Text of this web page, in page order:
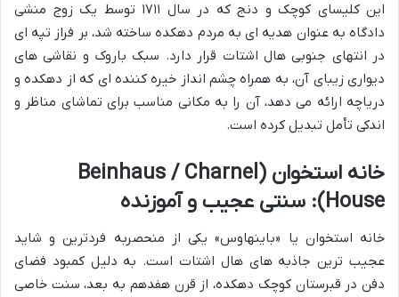
این کلیسای کوچک و دنج که در سال ۱۷۱۱ توسط یک زوج منشی
دادگاه به عنوان هدیه ای به مردم دهکده ساخته شد، بر فراز تپه ای
در انتهای جنوبی هال اشتات قرار دارد. سبک باروک و نقاشی های
دیواری زیبای آن، به همراه چشم انداز خیره کننده ای که از دهکده و
دریاچه ارائه می دهد، آن را به مکانی مناسب برای تماشای مناظر و
اندکی تأمل تبدیل کرده است.
خانه استخوان (Beinhaus / Charnel
House): سنتی عجیب و آموزنده
خانه استخوان یا «باینهاوس» یکی از منحصربه فردترین و شاید
عجیب ترین جاذبه های هال اشتات است. به دلیل کمبود فضای
دفن در قبرستان کوچک دهکده، از قرن هفدهم به بعد، سنت خاصی